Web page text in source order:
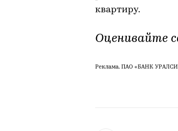
квартиру.
Оценивайте
Реклама. ПАО «БАНК